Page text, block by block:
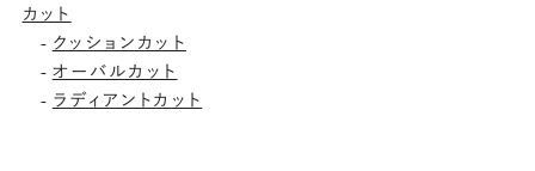
カット
- クッションカット
- オーバルカット
- ラディアントカット